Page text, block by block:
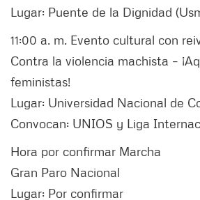
Lugar: Puente de la Dignidad
11:00 a. m. Evento cultural con
Contra la violencia machista –
feministas!
Lugar: Universidad Nacional de
Convocan: UNIOS y Liga
Hora por confirmar Marcha
Gran Paro Nacional
Lugar: Por confirmar